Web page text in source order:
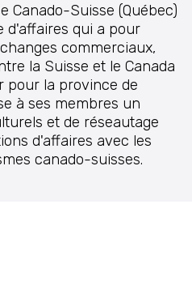
Canado-Suisse (Québec)
d'affaires qui a pour
commerciaux,
la Suisse et le Canada
pour la province de
à ses membres un
et de réseautage
d'affaires avec les
canado-suisses.